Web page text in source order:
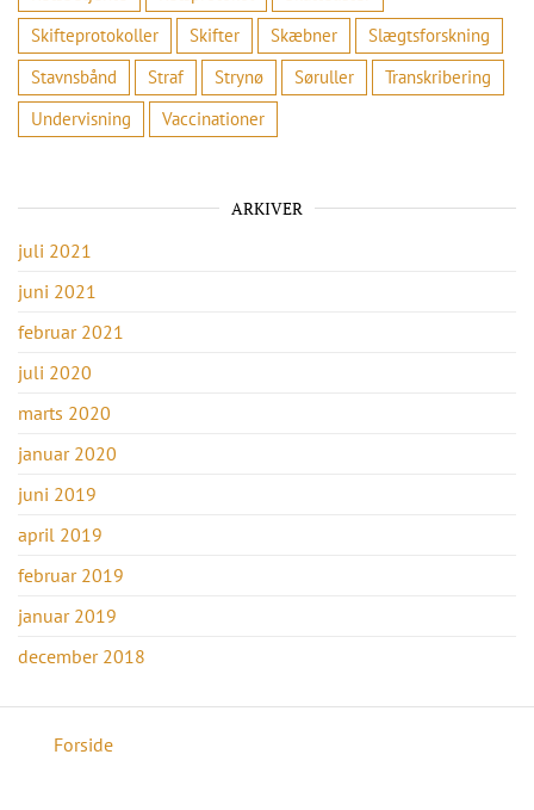
Skifteprotokoller
Skifter Skæbner
Slægtsforskning
Stavnsbånd
Straf Strynø Søruller
Transkribering
Undervisning
Vaccinationer
ARKIVER
juli 2021
juni 2021
februar 2021
juli 2020
marts 2020
januar 2020
juni 2019
april 2019
februar 2019
januar 2019
december 2018
Forside